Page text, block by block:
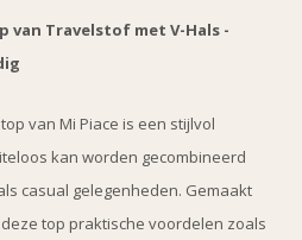
van Travelstof met V-Hals -
van Mi Piace is een stijlvol
kan worden gecombineerd
casual gelegenheden. Gemaakt
top praktische voordelen zoals